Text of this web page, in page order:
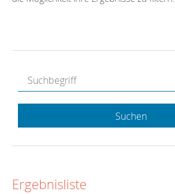
Suchen
Ergebnisliste